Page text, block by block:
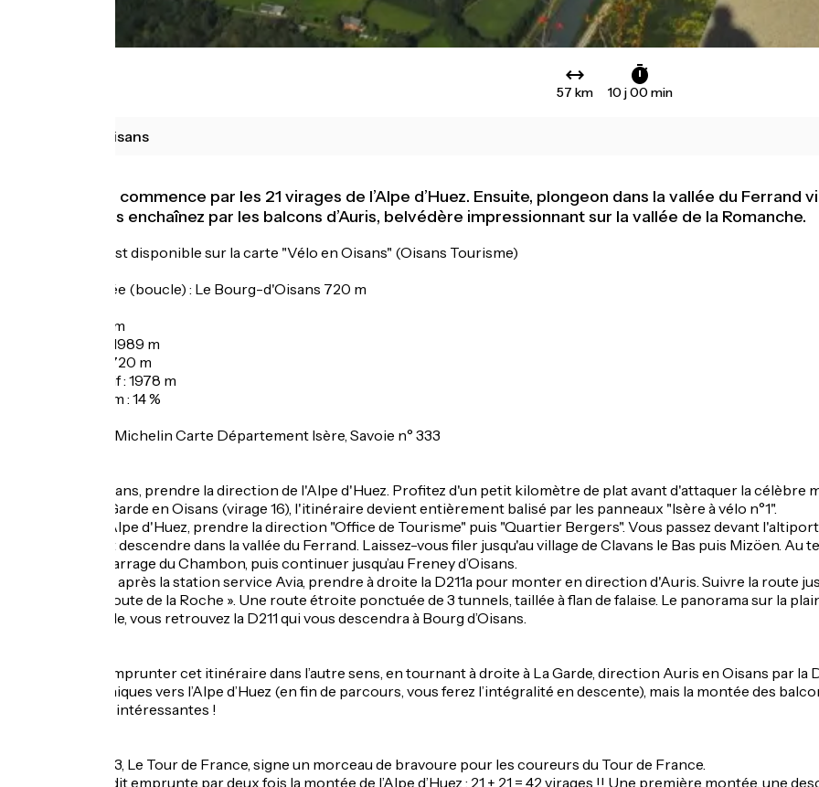
57 km 10 j 00 min
Bourg d'Oisans
Cet itinéraire commence par les 21 virages de l’Alpe d’Huez. Ensuite, plongeon dans la vallée du Ferrand
sauvage. Vous enchaînez par les balcons d’Auris, belvédère impressionnant sur la vallée de la Romanche.
Cet itinéraire est disponible sur la carte "Vélo en Oisans" (Oisans Tourisme)
Départ / Arrivée (boucle) : Le Bourg-d'Oisans 720 m
Distance : 57 km
Altitude maxi : 1989 m
Altitude mini : 720 m
Dénivelé positif : 1978 m
Pente maximum : 14 %
Cartographie : Michelin Carte Département Isère, Savoie n° 333
De Bourg d’Oisans, prendre la direction de l'Alpe d'Huez. Profitez d'un petit kilomètre de plat avant d'attaquer la célèbre
A partir de La Garde en Oisans (virage 16), l'itinéraire devient entièrement balisé par les panneaux "Isère à vélo n°1".
En arrivant à l'Alpe d'Huez, prendre la direction "Office de Tourisme" puis "Quartier Bergers". Vous passez devant
Passer le col et descendre dans la vallée du Ferrand. Laissez-vous filer jusqu'au village de Clavans le Bas puis Mizöen.
Passer sur le barrage du Chambon, puis continuer jusqu’au Freney d’Oisans.
Au Freney, peu après la station service Avia, prendre à droite la D211a pour monter en direction d'Auris. Suivre la route
se fait par la « route de la Roche ». Une route étroite ponctuée de 3 tunnels, taillée à flan de falaise. Le panorama sur la
Arrivé à la Garde, vous retrouvez la D211 qui vous descendra à Bourg d’Oisans.
Vous pouvez emprunter cet itinéraire dans l’autre sens, en tournant à droite à La Garde, direction Auris en Oisans par la
21 virages mythiques vers l’Alpe d’Huez (en fin de parcours, vous ferez l’intégralité en descente), mais la montée des
sont tout aussi intéressantes !
Le 18 juillet 2013, Le Tour de France, signe un morceau de bravoure pour les coureurs du Tour de France.
L’itinéraire inédit emprunte par deux fois la montée de l’Alpe d’Huez : 21 + 21 = 42 virages !! Une première montée, une